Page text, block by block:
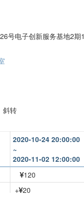
号电子创新服务基地2期
斜转
2020-10-24 20:00:00
~
2020-11-02 12:00:00
120
+ 20